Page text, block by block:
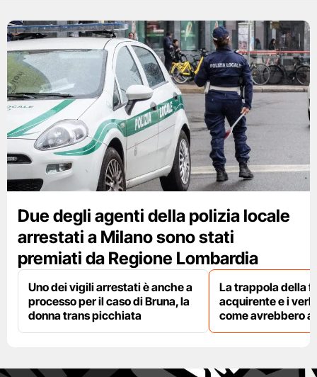
Due degli agenti della polizia locale
arrestati a Milano sono stati
premiati da Regione Lombardia
Uno dei vigili arrestati è anche a
processo per il caso di Bruna, la
donna trans picchiata
La trappola della
acquirente e i
come avrebbero